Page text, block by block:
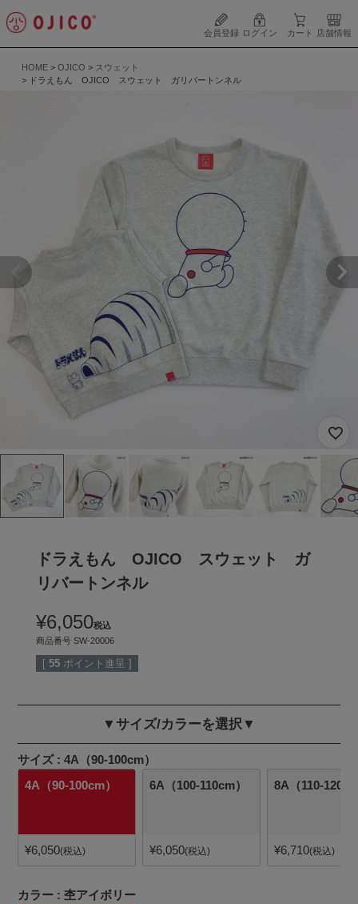
会員登録 ログイン カート 店舗情報
HOME OJICO
スウェット
ドラえもん OJICO スウェット ガリバートンネル
ドラえもん OJICO スウェット ガ
リバートンネル
¥6,050税込
商品番号 SW-20006
[ 55 ポイント進呈 ]
▼サイズ/カラーを選択▼
サイズ
4A（90-100cm）
4A（90-100cm）
¥6,050 税込
6A（100-110cm）
¥6,050 税込
8A（110-
¥6,710 税込
カラー 杢アイボリー